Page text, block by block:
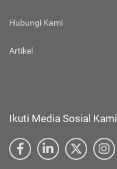
Hubungi Kami
Artikel
Ikuti Media Sosial Kami